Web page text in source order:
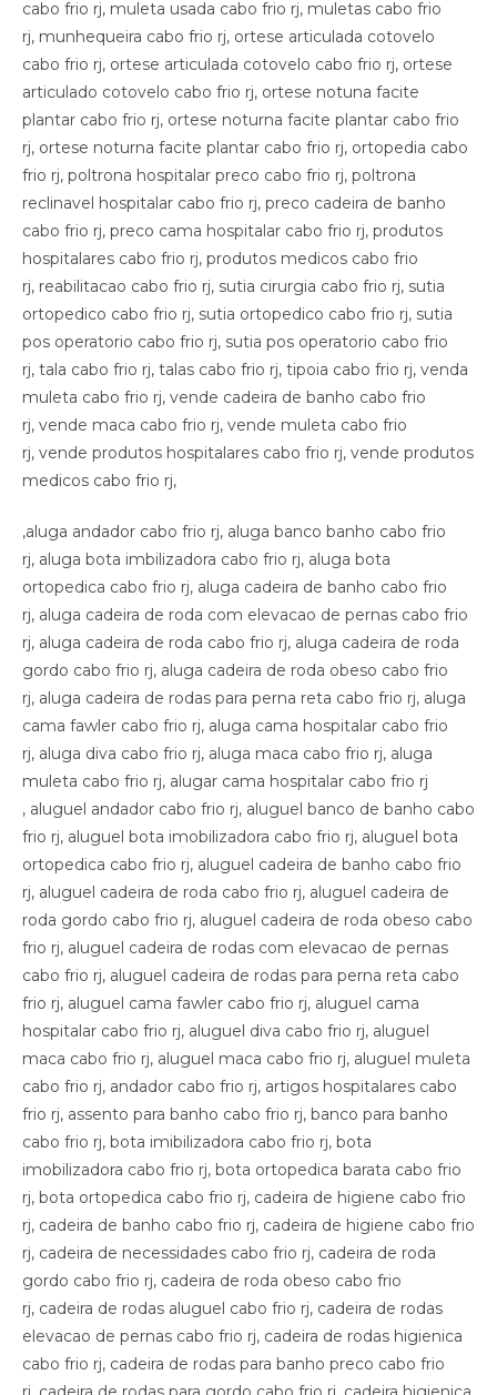
,aluga andador cabo frio rj, aluga banco banho cabo frio
rj, aluga bota imbilizadora cabo frio rj, aluga bota
ortopedica cabo frio rj, aluga cadeira de banho cabo frio
rj, aluga cadeira de roda com elevacao de pernas cabo frio
rj, aluga cadeira de roda cabo frio rj, aluga cadeira de roda
gordo cabo frio rj, aluga cadeira de roda obeso cabo frio
rj, aluga cadeira de rodas para perna reta cabo frio rj, aluga
cama fawler cabo frio rj, aluga cama hospitalar cabo frio
rj, aluga diva cabo frio rj, aluga maca cabo frio rj, aluga
muleta cabo frio rj, alugar cama hospitalar cabo frio rj
, aluguel andador cabo frio rj, aluguel banco de banho cabo
frio rj, aluguel bota imobilizadora cabo frio rj, aluguel bota
ortopedica cabo frio rj, aluguel cadeira de banho cabo frio
rj, aluguel cadeira de roda cabo frio rj, aluguel cadeira de
roda gordo cabo frio rj, aluguel cadeira de roda obeso cabo
frio rj, aluguel cadeira de rodas com elevacao de pernas
cabo frio rj, aluguel cadeira de rodas para perna reta cabo
frio rj, aluguel cama fawler cabo frio rj, aluguel cama
hospitalar cabo frio rj, aluguel diva cabo frio rj, aluguel
maca cabo frio rj, aluguel maca cabo frio rj, aluguel muleta
cabo frio rj, andador cabo frio rj, artigos hospitalares cabo
frio rj, assento para banho cabo frio rj, banco para banho
cabo frio rj, bota imibilizadora cabo frio rj, bota
imobilizadora cabo frio rj, bota ortopedica barata cabo frio
rj, bota ortopedica cabo frio rj, cadeira de higiene cabo frio
rj, cadeira de banho cabo frio rj, cadeira de higiene cabo frio
rj, cadeira de necessidades cabo frio rj, cadeira de roda
gordo cabo frio rj, cadeira de roda obeso cabo frio
rj, cadeira de rodas aluguel cabo frio rj, cadeira de rodas
elevacao de pernas cabo frio rj, cadeira de rodas higienica
cabo frio rj, cadeira de rodas para banho preco cabo frio